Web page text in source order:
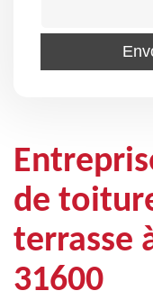
de
terrasse
31600